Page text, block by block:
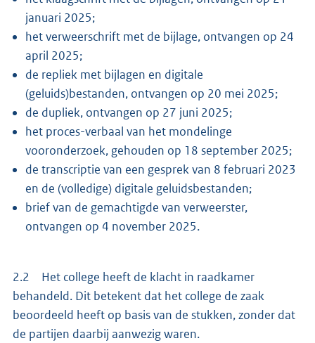
januari 2025;
het verweerschrift met de bijlage, ontvangen op 24
april 2025;
de repliek met bijlagen en digitale
(geluids)bestanden, ontvangen op 20 mei 2025;
de dupliek, ontvangen op 27 juni 2025;
het proces-verbaal van het mondelinge
vooronderzoek, gehouden op 18 september 2025;
de transcriptie van een gesprek van 8 februari 2023
en de (volledige) digitale geluidsbestanden;
brief van de gemachtigde van verweerster,
ontvangen op 4 november 2025.
2.2 Het college heeft de klacht in raadkamer
behandeld. Dit betekent dat het college de zaak
beoordeeld heeft op basis van de stukken, zonder dat
de partijen daarbij aanwezig waren.